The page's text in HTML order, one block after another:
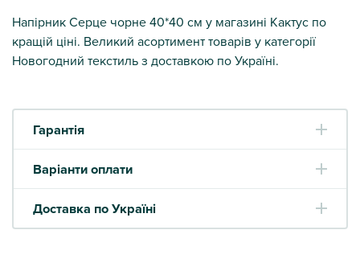
Напірник Серце чорне 40*40 см у магазині Кактус по
кращій ціні. Великий асортимент товарів у категорії
Новогодний текстиль з доставкою по Україні.
Гарантія
Варіанти оплати
Доставка по Україні